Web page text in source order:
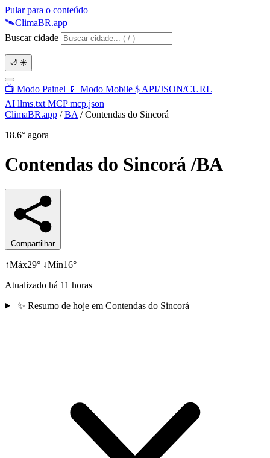
Pular para o conteúdo
🛰️ClimaBR.app
Buscar cidade
🌙 ☀️
📺 Modo Painel 📱 Modo Mobile $ API/JSON/CURL
AI llms.txt MCPmcp.json
ClimaBR.app / BA / Contendas do Sincorá
18.6° agora
Contendas do Sincorá/BA
Compartilhar
↑Máx29° ↓Mín16°
Atualizado há 11 horas
✨ Resumo de hoje em Contendas do Sincorá